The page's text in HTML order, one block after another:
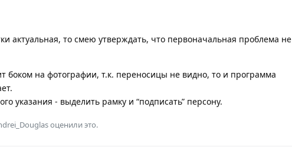
актуальная, то смею утверждать, что первоначальная проблема не
боком на фотографии, т.к. переносицы не видно, то и программа
указания - выделить рамку и “подписать” персону.
оценили это.